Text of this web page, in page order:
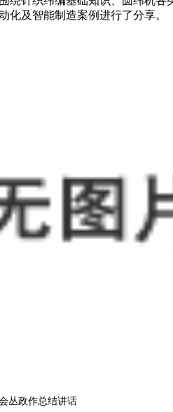
及智能制造案例进行了分享。
丛政作总结讲话